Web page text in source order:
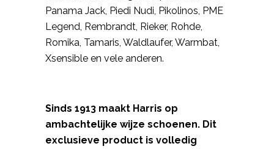
Panama Jack, Piedi Nudi, Pikolinos, PME
Legend, Rembrandt, Rieker, Rohde,
Romika, Tamaris, Waldlaufer, Warmbat,
Xsensible en vele anderen.
Sinds 1913 maakt Harris op
ambachtelijke wijze schoenen. Dit
exclusieve product is volledig